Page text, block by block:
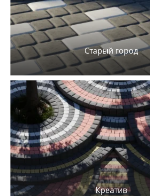
Старый город
Креатив